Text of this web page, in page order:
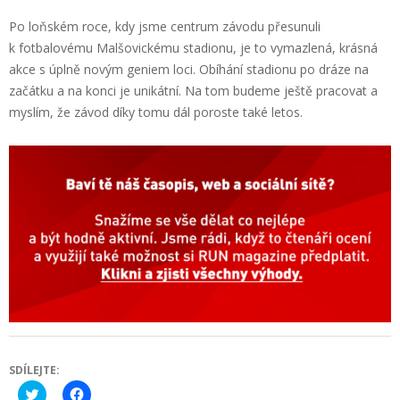
Po loňském roce, kdy jsme centrum závodu přesunuli
k fotbalovému Malšovickému stadionu, je to vymazlená, krásná
akce s úplně novým geniem loci. Obíhání stadionu po dráze na
začátku a na konci je unikátní. Na tom budeme ještě pracovat a
myslím, že závod díky tomu dál poroste také letos.
SDÍLEJTE:
Click Click